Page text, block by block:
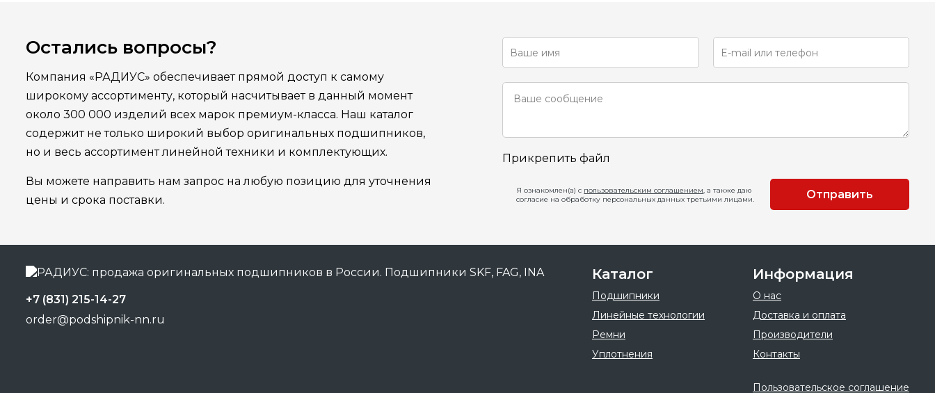
Остались вопросы?
Компания «РАДИУС» обеспечивает прямой доступ к самому
широкому ассортименту, который насчитывает в данный момент
около 300 000 изделий всех марок премиум-класса. Наш каталог
содержит не только широкий выбор оригинальных подшипников,
но и весь ассортимент линейной техники и комплектующих.
Вы можете направить нам запрос на любую позицию для уточнения
цены и срока поставки.
Прикрепить файл
Я ознакомлен(а) с пользовательским соглашением , а также даю
согласие на обработку персональных данных третьими лицами.
Отправить
+7 (831) 215-14-27
order@podshipnik-nn.ru
Каталог
Подшипники
Линейные технологии
Ремни
Уплотнения
Информация
О нас
Доставка и оплата
Производители
Контакты
Пользовательское соглашение